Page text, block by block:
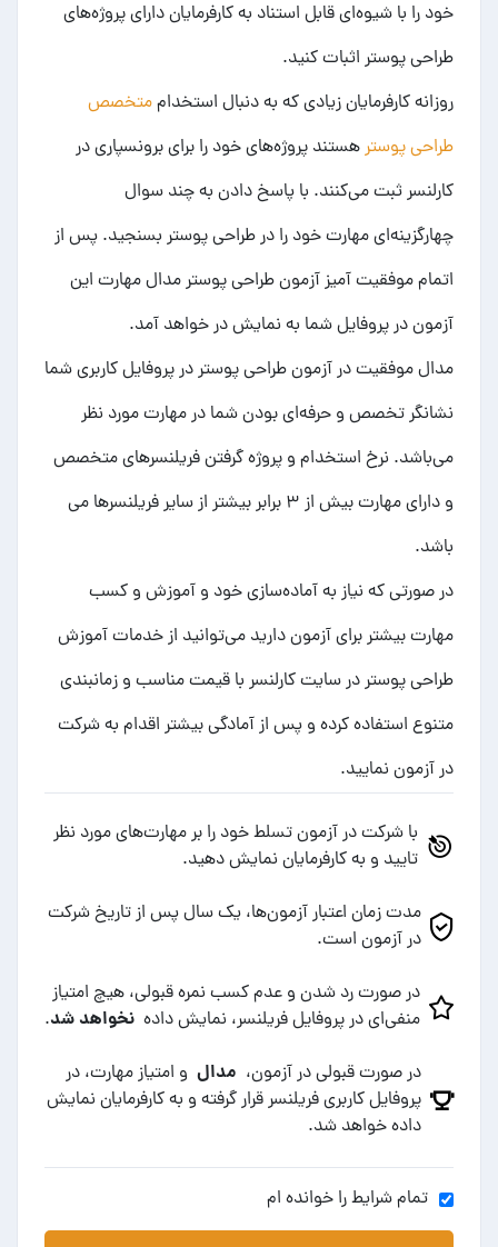
خود را با شیوه‌ای قابل استناد به کارفرمایان دارایپروژه‌های
طراحی پوستر اثبات کنید.
روزانه کارفرمایان زیادی که به دنبال استخداممتخصص
طراحی پوسترهستند پروژه‌های خود را برای برونسپاری در
کارلنسر ثبت می‌کنند. با پاسخ دادن به چند سوال
چهارگزینه‌ای مهارت خود را در طراحی پوستر بسنجید. پس از
اتمام موفقیت آمیز آزمون طراحی پوستر مدال مهارت این
آزمون در پروفایل شما به نمایش در خواهد آمد.
مدال موفقیت در آزمون طراحی پوستر در پروفایل کاربری شما
نشانگر تخصص و حرفه‌ای بودن شما در مهارت مورد نظر
می‌باشد. نرخ استخدام و پروژه گرفتن فریلنسرهای متخصص
و دارای مهارت بیش از ۳ برابر بیشتر از سایر فریلنسرها می
باشد.
در صورتی که نیاز به آماده‌سازی خود و آموزش و کسب
مهارت بیشتر برای آزمون دارید می‌توانید از خدماتآموزش
طراحی پوستردر سایت کارلنسر با قیمت مناسب و زمانبندی
متنوع استفاده کرده و پس از آمادگی بیشتر اقدام به شرکت
در آزمون نمایید.
با شرکت در آزمون تسلط خود را بر مهارت‌های مورد نظر
تایید و به کارفرمایان نمایش دهید.
مدت زمان اعتبار آزمون‌ها، یک سال پس از تاریخ شرکت
در آزمون است.
در صورت رد شدن و عدم کسب نمره قبولی، هیچ امتیاز
منفی‌ای در پروفایل فریلنسر، نمایش داده نخواهد شد.
در صورت قبولی در آزمون، مدال و امتیاز مهارت، در
پروفایل کاربری فریلنسر قرار گرفته و به کارفرمایان نمایش
داده خواهد شد.
تمام شرایط را خوانده ام